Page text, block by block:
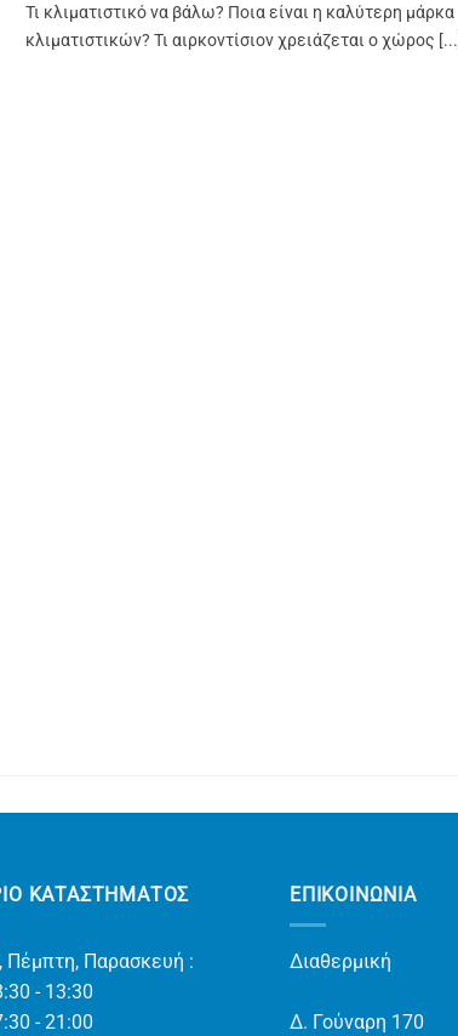
Τι κλιματιστικό να βάλω? Ποια είναι η καλύτερη μάρκα
κλιματιστικών? Τι αιρκοντίσιον χρειάζεται ο χώρος [...]
ΚΑΤΑΣΤΗΜΑΤΟΣ
Πέμπτη, Παρασκευή :
- 13:30
- 21:00
ΕΠΙΚΟΙΝΩΝΊΑ
Διαθερμική
Δ. Γούναρη 170